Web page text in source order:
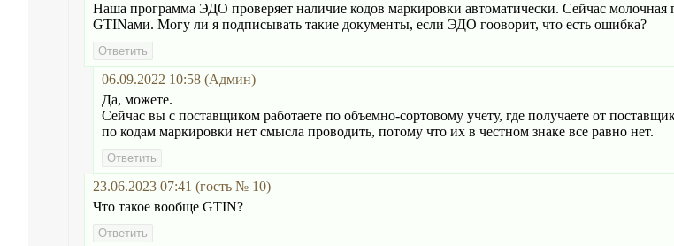
Наша программа ЭДО проверяет наличие кодов маркировки автоматически. Сейчас молочная
GTINами. Могу ли я подписывать такие документы, если ЭДО гооворит, что есть ошибка?
06.09.2022 10:58 (Админ)
Да, можете.
Сейчас вы с поставщиком работаете по объемно-сортовому учету, где получаете от
по кодам маркировки нет смысла проводить, потому что их в честном знаке все равно нет.
23.06.2023 07:41 (гость № 10)
Что такое вообще GTIN?